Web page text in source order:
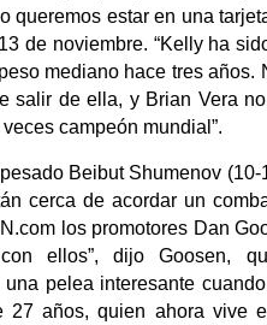
queremos estar en una
de noviembre. “Kelly ha
mediano hace tres años.
salir de ella, y Brian Vera
campeón mundial”.
Beibut Shumenov (10-
cerca de acordar un
los promotores Dan
ellos”, dijo Goosen,
una pelea interesante
27 años, quien ahora vive